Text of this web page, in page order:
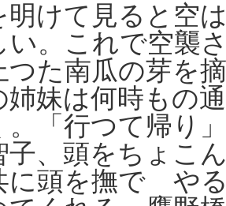
明けて見ると空
い。これで空襲
つた南瓜の芽を
姉妹は何時もの
。「行つて帰り
子、頭をちょこ
に頭を撫でゝや